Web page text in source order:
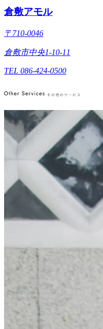
倉敷アモル
〒710-0046
倉敷市中央1-10-11
TEL 086-424-0500